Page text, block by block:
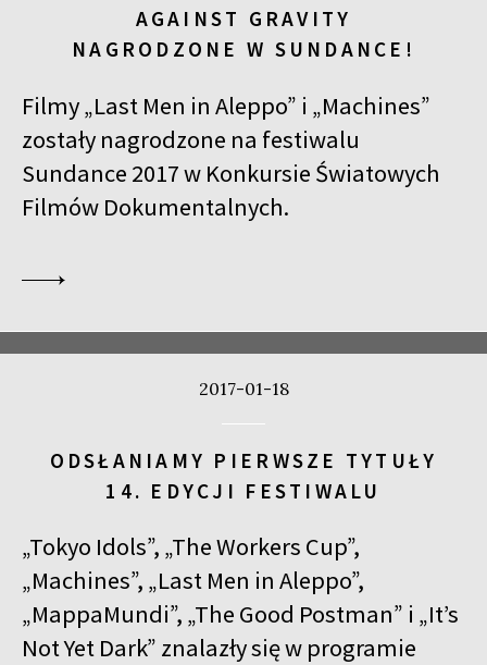
AGAINST GRAVITY
NAGRODZONE W SUNDANCE!
Filmy „Last Men in Aleppo” i „Machines”
zostały nagrodzone na festiwalu
Sundance 2017 w Konkursie Światowych
Filmów Dokumentalnych.
2017-01-18
ODSŁANIAMY PIERWSZE TYTUŁY
14. EDYCJI FESTIWALU
„Tokyo Idols”, „The Workers Cup”,
„Machines”, „Last Men in Aleppo”,
„MappaMundi”, „The Good Postman” i „It’s
Not Yet Dark” znalazły się w programie